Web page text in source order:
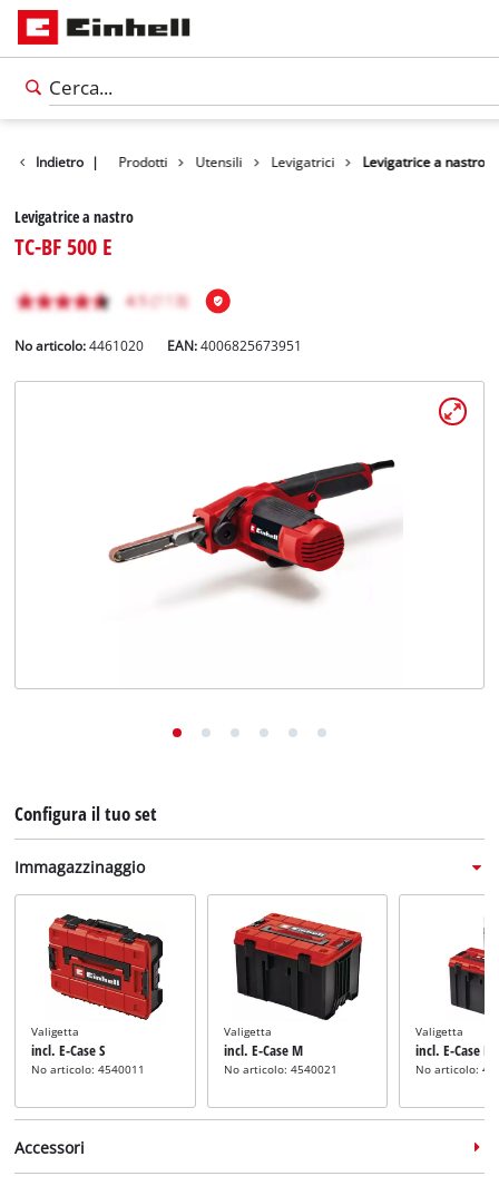
Indietro | Prodotti Utensili Levigatrici Levigatrice a nastro
Levigatrice a nastro
TC-BF 500 E
No articolo: 4461020 EAN:4006825673951
Configura il tuo set
Immagazzinaggio
Valigetta
incl. E-Case S
No articolo: 4540011
Valigetta
incl. E-Case M
No articolo: 4540021
Valigetta
incl. E-Case L
No articolo:
Accessori